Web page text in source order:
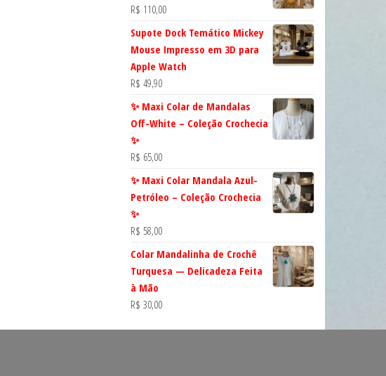
R$ 110,00
Supote Dock Temático Mickey
Mouse Impresso em 3D para
Apple Watch
R$ 49,90
✨ Maxi Colar de Mandalas
Off-White – Coleção Crochecia
✨
R$ 65,00
✨ Maxi Colar Mandala Azul-
Petróleo – Coleção Crochecia
✨
R$ 58,00
Colar Mandalinha de Crochê
Turquesa — Delicadeza Feita
à Mão
R$ 30,00